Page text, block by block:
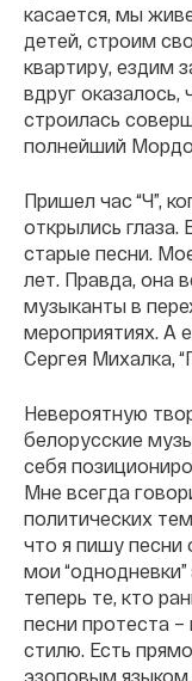
касается, мы
детей, строим
квартиру, ездим
вдруг оказалось,
строилась
полнейший
Пришел час “Ч”,
открылись глаза.
старые песни.
лет. Правда, она
музыканты в
мероприятиях. А
Сергея Михалка,
Невероятную
белорусские
себя
Мне всегда
политических
что я пишу песни
мои
теперь те, кто
песни протеста
стилю. Есть
эзоповым